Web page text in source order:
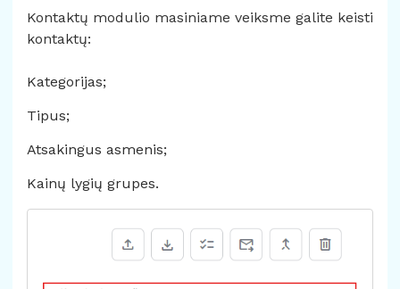
Kontaktų modulio masiniame veiksme galite keisti
kontaktų:
Kategorijas;
Tipus;
Atsakingus asmenis;
Kainų lygių grupes.